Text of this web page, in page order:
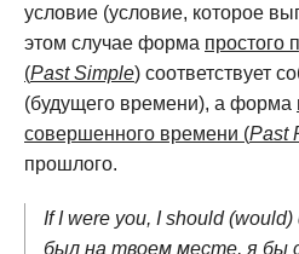
условие (условие, которое
этом случае форма простого
(Past Simple) соответствует
(будущего времени), а форма
совершенного времени (Past
прошлого.
If I were you, I should
был на твоем месте, я бы